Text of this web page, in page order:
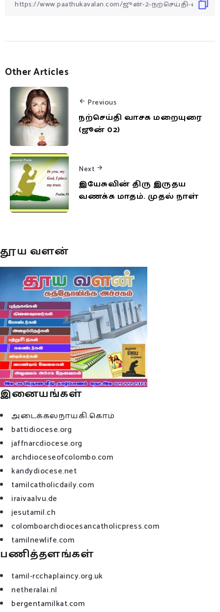
Other Articles
Previous
நற்செய்தி வாசக மறையுரை
(ஜூன் 02)
Next
இயேசுவின் திரு இருதய
வணக்க மாதம். முதல் நாள்
தூய வளன்
இனையங்கள்
அடைக்கலநாயகி.கொம்
battidiocese.org
jaffnarcdiocese.org
archdioceseofcolombo.com
kandydiocese.net
tamilcatholicdaily.com
iraivaalvu.de
jesutamil.ch
colomboarchdiocesancatholicpress.com
tamilnewlife.com
பணித்தளங்கள்
tamil-rcchaplaincy.org.uk
netheralai.nl
bergentamilkat.com